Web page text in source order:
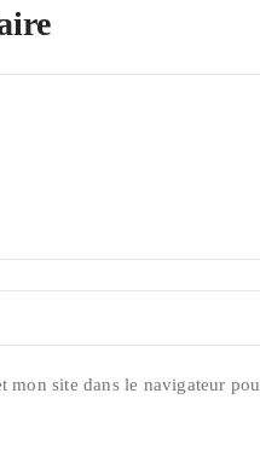
mon site dans le navigateur